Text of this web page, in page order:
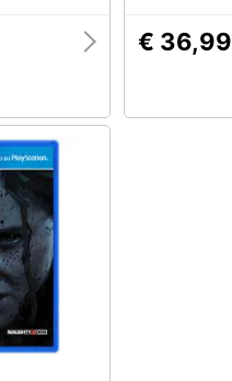
€ 36,99